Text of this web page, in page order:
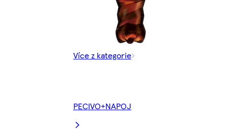
Více z kategorie
PECIVO+NAPOJ